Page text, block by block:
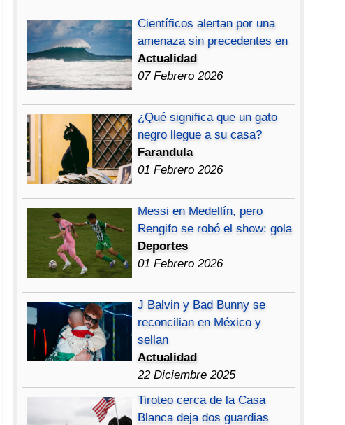
Científicos alertan por una
amenaza sin precedentes en
Actualidad
07 Febrero 2026
¿Qué significa que un gato
negro llegue a su casa?
Farandula
01 Febrero 2026
Messi en Medellín, pero
Rengifo se robó el show: gola
Deportes
01 Febrero 2026
J Balvin y Bad Bunny se
reconcilian en México y
sellan
Actualidad
22 Diciembre 2025
Tiroteo cerca de la Casa
Blanca deja dos guardias